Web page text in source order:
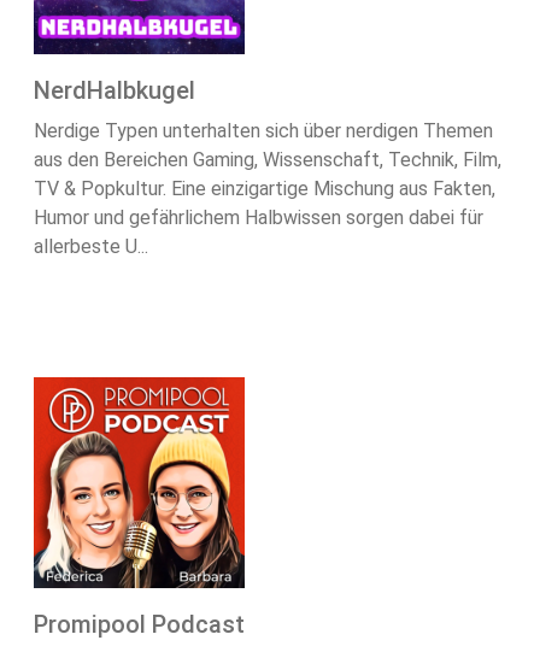
NerdHalbkugel
Nerdige Typen unterhalten sich über nerdigen Themen
aus den Bereichen Gaming, Wissenschaft, Technik, Film,
TV & Popkultur. Eine einzigartige Mischung aus Fakten,
Humor und gefährlichem Halbwissen sorgen dabei für
allerbeste U...
Promipool Podcast